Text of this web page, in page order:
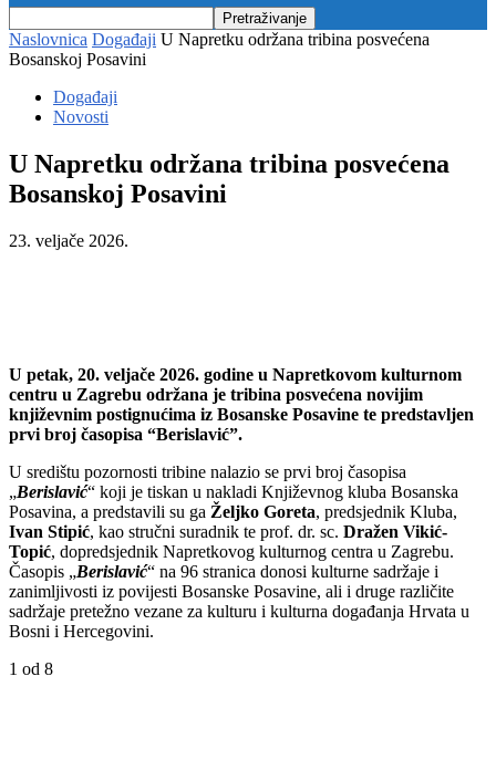
Naslovnica Događaji U Napretku održana tribina posvećena
Bosanskoj Posavini
Događaji
Novosti
U Napretku održana tribina posvećena
Bosanskoj Posavini
23. veljače 2026.
U petak, 20. veljače 2026. godine u Napretkovom kulturnom
centru u Zagrebu održana je tribina posvećena novijim
književnim postignućima iz Bosanske Posavine te predstavljen
prvi broj časopisa “Berislavić”.
U središtu pozornosti tribine nalazio se prvi broj časopisa
„Berislavić“ koji je tiskan u nakladi Književnog kluba Bosanska
Posavina, a predstavili su ga Željko Goreta, predsjednik Kluba,
Ivan Stipić, kao stručni suradnik te prof. dr. sc. Dražen Vikić-
Topić, dopredsjednik Napretkovog kulturnog centra u Zagrebu.
Časopis „Berislavić“ na 96 stranica donosi kulturne sadržaje i
zanimljivosti iz povijesti Bosanske Posavine, ali i druge različite
sadržaje pretežno vezane za kulturu i kulturna događanja Hrvata u
Bosni i Hercegovini.
1 od 8